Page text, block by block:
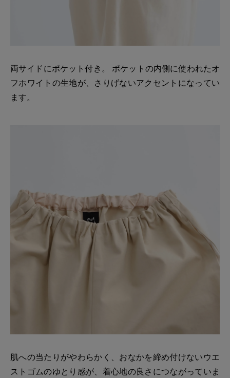
両サイドにポケット付き。 ポケットの内側に使われたオ
フホワイトの生地が、さりげないアクセントになってい
ます。
肌への当たりがやわらかく、おなかを締め付けないウエ
ストゴムのゆとり感が、着心地の良さにつながっていま